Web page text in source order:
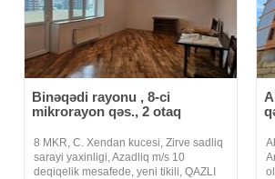
Binəqədi rayonu , 8-ci
mikrorayon qəs., 2 otaq
8 MKR, C. Xendan kucesi, Zirve sadliq
sarayi yaxinligi, Azadliq m/s 10
deqiqelik mesafede, yeni tikili, QAZLI